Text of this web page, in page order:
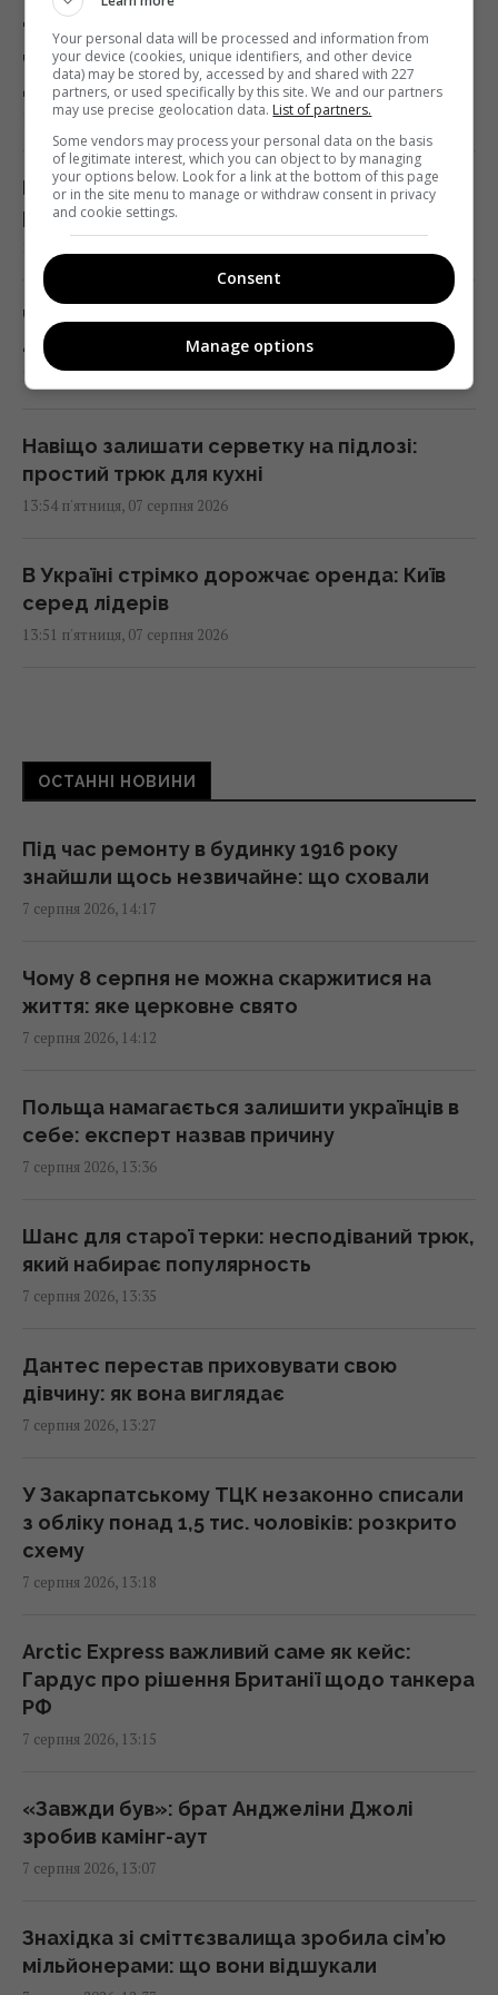
"Укрзалізниця" змінює маршрути поїздів
через безпекову ситуацію: як тепер
доїхати
14:14 п'ятниця, 07 серпня 2026
Козли-зрадники допомогли знищити своїх
родичів на цілому архіпелазі
Чоловік врятував спраглого лелеку під час
40-градусної спеки: зворушливе відео
14:00 п'ятниця, 07 серпня 2026
Навіщо залишати серветку на підлозі:
простий трюк для кухні
13:54 п'ятниця, 07 серпня 2026
В Україні стрімко дорожчає оренда: Київ
серед лідерів
13:51 п'ятниця, 07 серпня 2026
13:31 п'ятниця, 07 серпня 2026
найнадійніший смартфон 2026 року
13:30 п'ятниця, 07 серпня 2026
заважають відпочинку: як покращити сон
13:30 п'ятниця, 07 серпня 2026
експерти пояснили, для чого він потрібен
13:21 п'ятниця, 07 серпня 2026
Європи можна швидше пройти контроль
13:21 п'ятниця, 07 серпня 2026
зі своїми доньками-красунями (фото)
13:19 п'ятниця, 07 серпня 2026
честь Іоанна Павла II
13:15 п'ятниця, 07 серпня 2026
охолодити дім
13:15 п'ятниця, 07 серпня 2026
експолковник Штатів
13:13 п'ятниця, 07 серпня 2026
війна, - результати опитування
13:06 п'ятниця, 07 серпня 2026
ОСТАННІ НОВИНИ
Під час ремонту в будинку 1916 року
знайшли щось незвичайне: що сховали
7 серпня 2026, 14:17
Чому 8 серпня не можна скаржитися на
життя: яке церковне свято
7 серпня 2026, 14:12
Польща намагається залишити українців в
себе: експерт назвав причину
7 серпня 2026, 13:36
Шанс для старої терки: несподіваний трюк,
який набирає популярность
7 серпня 2026, 13:35
Дантес перестав приховувати свою
дівчину: як вона виглядає
7 серпня 2026, 13:27
У Закарпатському ТЦК незаконно списали
з обліку понад 1,5 тис. чоловіків: розкрито
схему
7 серпня 2026, 13:18
Arctic Express важливий саме як кейс:
Гардус про рішення Британії щодо танкера
РФ
7 серпня 2026, 13:15
«Завжди був»: брат Анджеліни Джолі
зробив камінг-аут
7 серпня 2026, 13:07
Знахідка зі сміттєзвалища зробила сім’ю
мільйонерами: що вони відшукали
Your personal data will be processed and information from
your device (cookies, unique identifiers, and other device
data) may be stored by, accessed by and shared with 227
partners, or used specifically by this site. We and our partners
may use precise geolocation data. List of partners.
Some vendors may process your personal data on the basis
of legitimate interest, which you can object to by managing
your options below. Look for a link at the bottom of this page
or in the site menu to manage or withdraw consent in privacy
and cookie settings.
Consent
Manage options